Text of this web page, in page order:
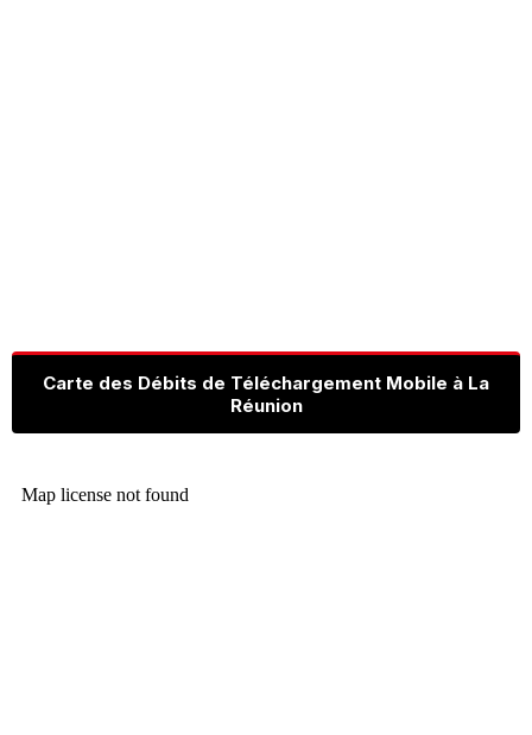
Carte des Débits de Téléchargement Mobile à La
Réunion